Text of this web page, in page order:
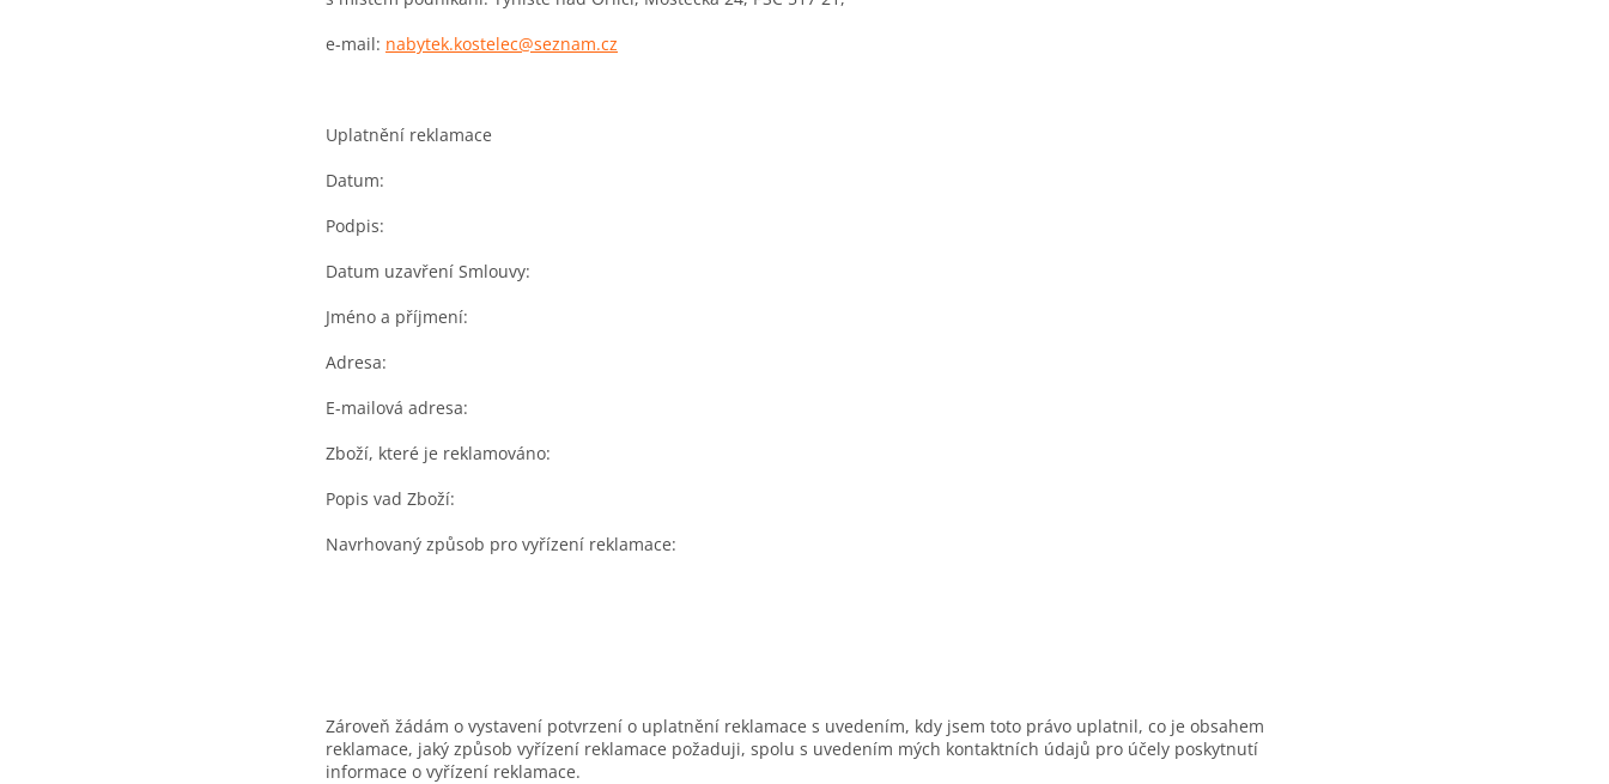
e-mail: nabytek.kostelec@seznam.cz
Uplatnění reklamace
Datum:
Podpis:
Datum uzavření Smlouvy:
Jméno a příjmení:
Adresa:
E-mailová adresa:
Zboží, které je reklamováno:
Popis vad Zboží:
Navrhovaný způsob pro vyřízení reklamace:
Zároveň žádám o vystavení potvrzení o uplatnění reklamace s uvedením, kdy jsem toto právo uplatnil, co je obsahem
reklamace, jaký způsob vyřízení reklamace požaduji, spolu s uvedením mých kontaktních údajů pro účely poskytnutí
informace o vyřízení reklamace.